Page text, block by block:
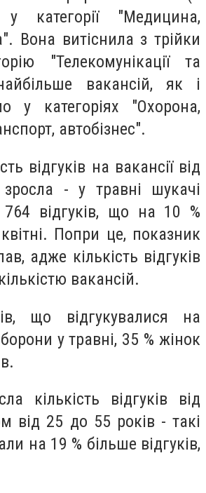
"Медицина,
Вона витіснила з трійки
"Телекомунікації та
вакансій, як і
у категоріях "Охорона,
автобізнес".
відгуків на вакансії від
- у травні шукачі
764 відгуків, що на 10 %
Попри це, показник
адже кількість відгуків
вакансій.
що відгукувалися на
у травні, 35 % жінок
кількість відгуків від
від 25 до 55 років - такі
на 19 % більше відгуків,